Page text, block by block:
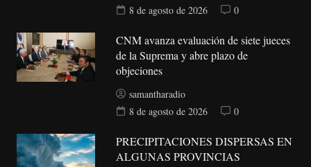
8 de agosto de 2026
0
CNM avanza evaluación de siete jueces
de la Suprema y abre plazo de
objeciones
samantharadio
8 de agosto de 2026
0
PRECIPITACIONES DISPERSAS EN
ALGUNAS PROVINCIAS